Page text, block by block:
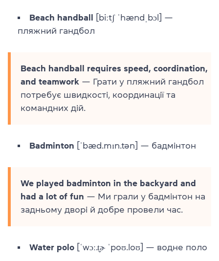
Beach handball
[biːtʃ ˈhændˌbɔl] —
пляжний гандбол
Beach handball requires speed, coordination,
and teamwork — Грати у пляжний гандбол
потребує швидкості, координації та
командних дій.
Badminton [ˈbæd.mɪn.tən] — бадмінтон
We played badminton in the backyard and
had a lot of fun — Ми грали у бадмінтон на
задньому дворі й добре провели час.
Water polo [ˈwɔː.t̬ɚ ˈpoʊ.loʊ] — водне поло